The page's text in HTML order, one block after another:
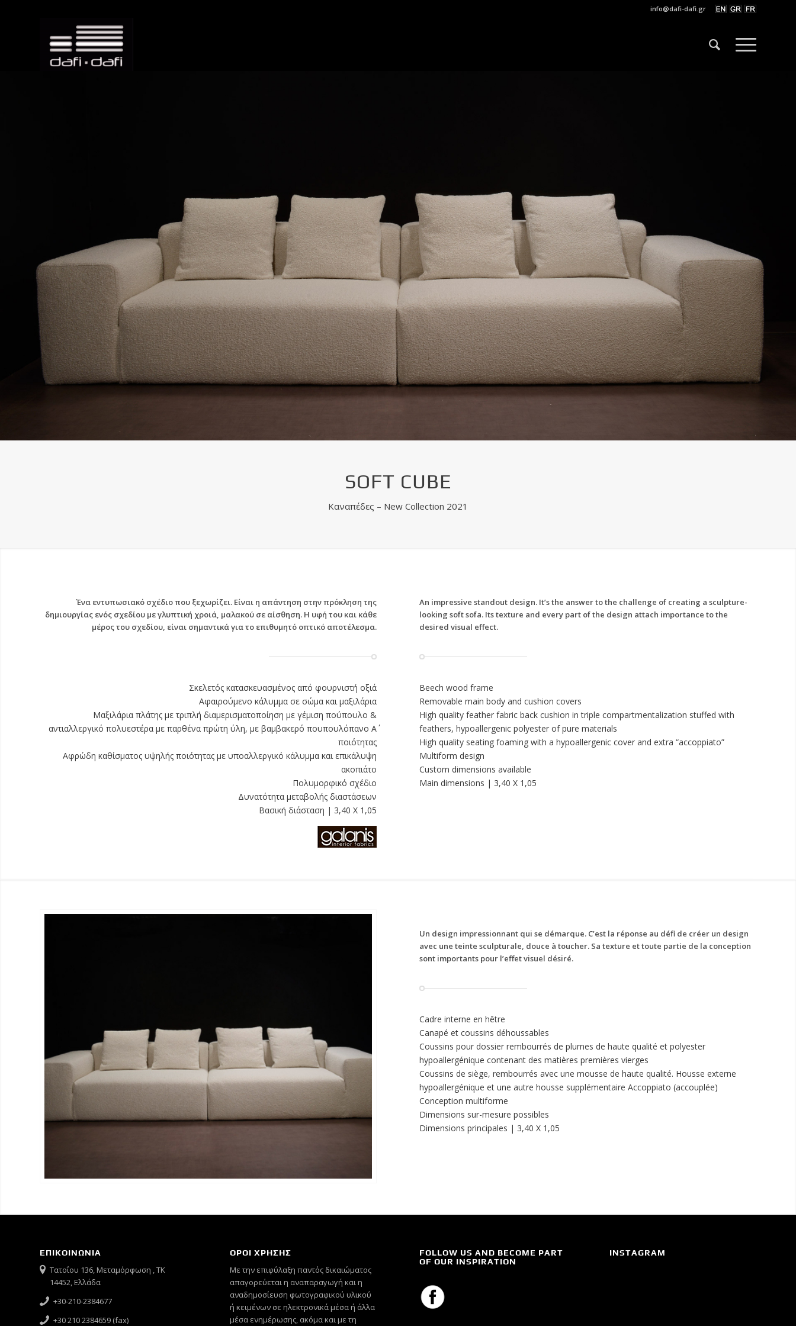
info@dafi-dafi.gr
SOFT CUBE
Καναπέδες – New Collection 2021
Ένα εντυπωσιακό σχέδιο που ξεχωρίζει. Είναι η απάντηση στην πρόκληση της
δημιουργίας ενός σχεδίου με γλυπτική χροιά, μαλακού σε αίσθηση. Η υφή του και κάθε
μέρος του σχεδίου, είναι σημαντικά για το επιθυμητό οπτικό αποτέλεσμα.
Σκελετός κατασκευασμένος από φουρνιστή οξιά
Αφαιρούμενο κάλυμμα σε σώμα και μαξιλάρια
Μαξιλάρια πλάτης με τριπλή διαμερισματοποίηση με γέμιση πούπουλο &
αντιαλλεργικό πολυεστέρα με παρθένα πρώτη ύλη, με βαμβακερό πουπουλόπανο Α΄
ποιότητας
Αφρώδη καθίσματος υψηλής ποιότητας με υποαλλεργικό κάλυμμα και επικάλυψη
ακοπιάτο
Πολυμορφικό σχέδιο
Δυνατότητα μεταβολής διαστάσεων
Βασική διάσταση | 3,40 X 1,05
An impressive standout design. It’s the answer to the challenge of creating a sculpture-
looking soft sofa. Its texture and every part of the design attach importance to the
desired visual effect.
Beech wood frame
Removable main body and cushion covers
High quality feather fabric back cushion in triple compartmentalization stuffed with
feathers, hypoallergenic polyester of pure materials
High quality seating foaming with a hypoallergenic cover and extra “accoppiato”
Multiform design
Custom dimensions available
Main dimensions | 3,40 X 1,05
Un design impressionnant qui se démarque. C’est la réponse au défi de créer un design
avec une teinte sculpturale, douce à toucher. Sa texture et toute partie de la conception
sont importants pour l’effet visuel désiré.
Cadre interne en hêtre
Canapé et coussins déhoussables
Coussins pour dossier rembourrés de plumes de haute qualité et polyester
hypoallergénique contenant des matières premières vierges
Coussins de siège, rembourrés avec une mousse de haute qualité. Housse externe
hypoallergénique et une autre housse supplémentaire Accoppiato (accouplée)
Conception multiforme
Dimensions sur-mesure possibles
Dimensions principales | 3,40 X 1,05
ΕΠΙΚΟΙΝΩΝΙΑ
Τατοΐου 136, Μεταμόρφωση , ΤΚ
14452, Ελλάδα
+30-210-2384677
+30 210 2384659 (fax)
ΟΡΟΙ ΧΡΗΣΗΣ
Mε την επιφύλαξη παντός δικαιώματος
απαγορεύεται η αναπαραγωγή και η
αναδημοσίευση φωτογραφικού υλικού
ή κειμένων σε ηλεκτρονικά μέσα ή άλλα
μέσα ενημέρωσης, ακόμα και με τη
FOLLOW US AND BECOME PART
OF OUR INSPIRATION
INSTAGRAM